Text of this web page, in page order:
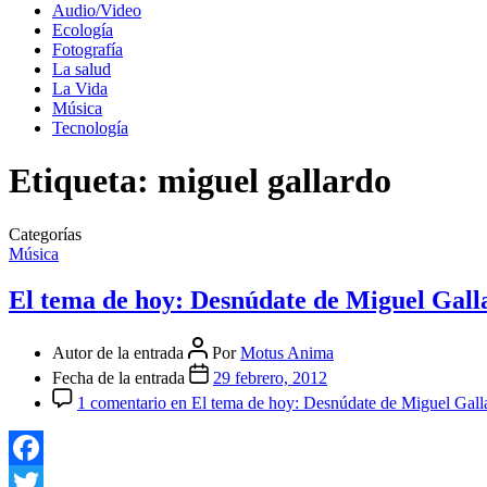
Audio/Video
Ecología
Fotografía
La salud
La Vida
Música
Tecnología
Etiqueta: miguel gallardo
Categorías
Música
El tema de hoy: Desnúdate de Miguel
Autor de la entrada PorMotus Anima
Fecha de la entrada
29 febrero, 2012
1 comentario en El tema de hoy: Desnúdate de Miguel
Facebook